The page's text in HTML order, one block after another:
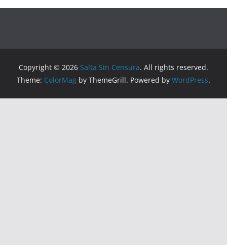
Copyright © 2026 Salta Sin Censura. All rights reserved.
Theme: ColorMag by ThemeGrill. Powered by WordPress.